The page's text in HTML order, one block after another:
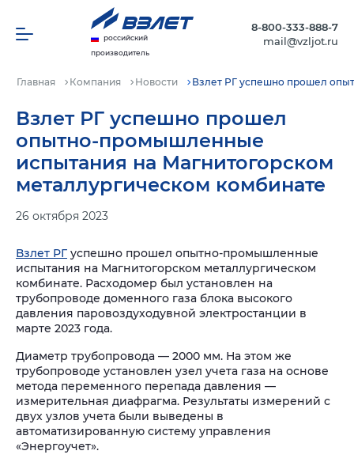
российский
производитель
8-800-333-888-7
mail@vzljot.ru
Главная Компания Новости Взлет РГ успешно прошел
Взлет РГ успешно прошел
опытно-промышленные
испытания на Магнитогорском
металлургическом комбинате
26 октября 2023
Взлет РГ успешно прошел опытно-промышленные
испытания на Магнитогорском металлургическом
комбинате. Расходомер был установлен на
трубопроводе доменного газа блока высокого
давления паровоздуходувной электростанции в
марте 2023 года.
Диаметр трубопровода — 2000 мм. На этом же
трубопроводе установлен узел учета газа на основе
метода переменного перепада давления —
измерительная диафрагма. Результаты измерений с
двух узлов учета были выведены в
автоматизированную систему управления
«Энергоучет».